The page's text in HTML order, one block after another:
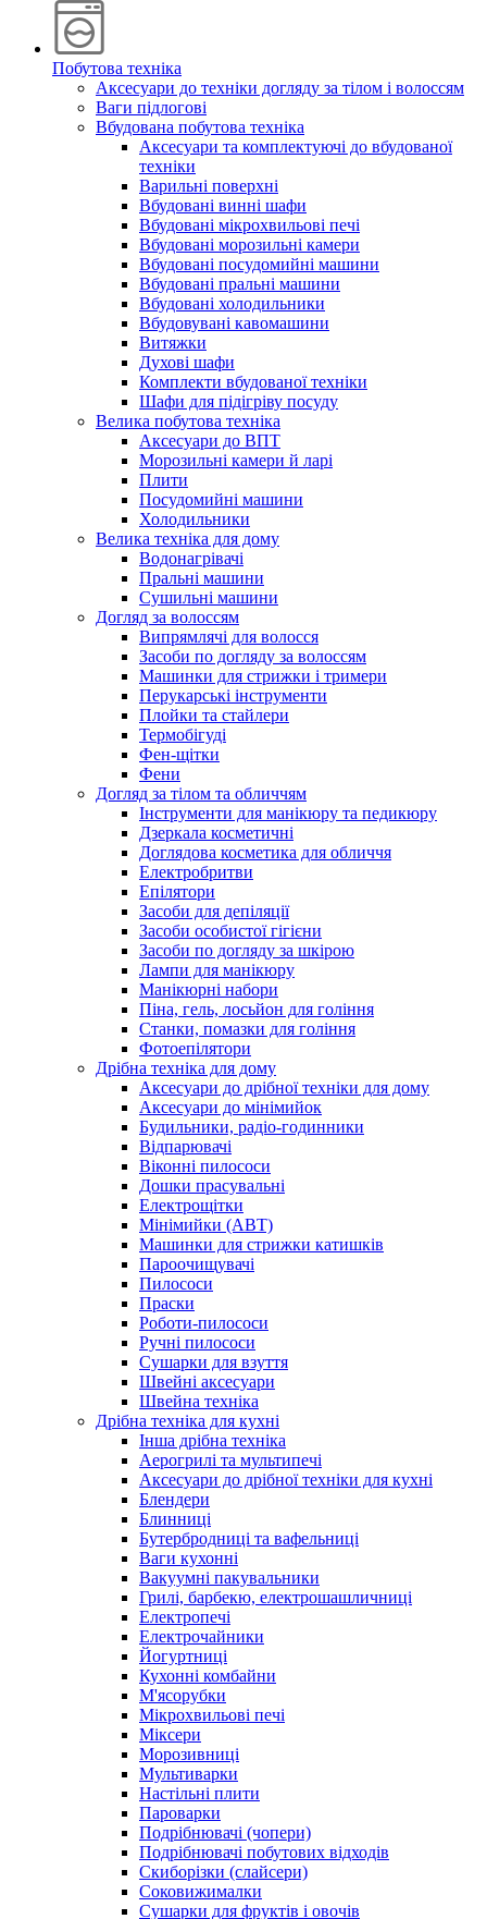
Побутова техніка
Аксесуари до техніки догляду за тілом і волоссям
Ваги підлогові
Вбудована побутова техніка
Аксесуари та комплектуючі до вбудованої
техніки
Варильні поверхні
Вбудовані винні шафи
Вбудовані мікрохвильові печі
Вбудовані морозильні камери
Вбудовані посудомийні машини
Вбудовані пральні машини
Вбудовані холодильники
Вбудовувані кавомашини
Витяжки
Духові шафи
Комплекти вбудованої техніки
Шафи для підігріву посуду
Велика побутова техніка
Аксесуари до ВПТ
Морозильні камери й ларі
Плити
Посудомийні машини
Холодильники
Велика техніка для дому
Водонагрівачі
Пральні машини
Сушильні машини
Догляд за волоссям
Випрямлячі для волосся
Засоби по догляду за волоссям
Машинки для стрижки і тримери
Перукарські інструменти
Плойки та стайлери
Термобігуді
Фен-щітки
Фени
Догляд за тілом та обличчям
Інструменти для манікюру та педикюру
Дзеркала косметичні
Доглядова косметика для обличчя
Електробритви
Епілятори
Засоби для депіляції
Засоби особистої гігієни
Засоби по догляду за шкірою
Лампи для манікюру
Манікюрні набори
Піна, гель, лосьйон для гоління
Станки, помазки для гоління
Фотоепілятори
Дрібна техніка для дому
Аксесуари до дрібної техніки для дому
Аксесуари до мінімийок
Будильники, радіо-годинники
Відпарювачі
Віконні пилососи
Дошки прасувальні
Електрощітки
Мінімийки (АВТ)
Машинки для стрижки катишків
Пароочищувачі
Пилососи
Праски
Роботи-пилососи
Ручні пилососи
Сушарки для взуття
Швейні аксесуари
Швейна техніка
Дрібна техніка для кухні
Інша дрібна техніка
Аерогрилі та мультипечі
Аксесуари до дрібної техніки для кухні
Блендери
Блинниці
Бутербродниці та вафельниці
Ваги кухонні
Вакуумні пакувальники
Грилі, барбекю, електрошашличниці
Електропечі
Електрочайники
Йогуртниці
Кухонні комбайни
М'ясорубки
Мікрохвильові печі
Міксери
Морозивниці
Мультиварки
Настільні плити
Пароварки
Подрібнювачі (чопери)
Подрібнювачі побутових відходів
Скиборізки (слайсери)
Соковижималки
Сушарки для фруктів і овочів